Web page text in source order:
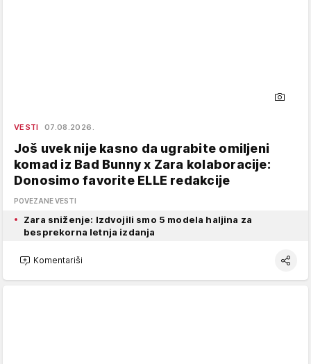
VESTI 07.08.2026.
Još uvek nije kasno da ugrabite omiljeni
komad iz Bad Bunny x Zara kolaboracije:
Donosimo favorite ELLE redakcije
POVEZANE VESTI
Zara sniženje: Izdvojili smo 5 modela haljina za
besprekorna letnja izdanja
Komentariši